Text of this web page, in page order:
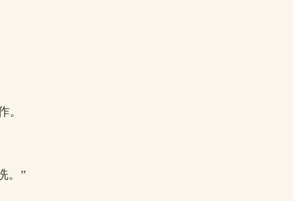
。
。”